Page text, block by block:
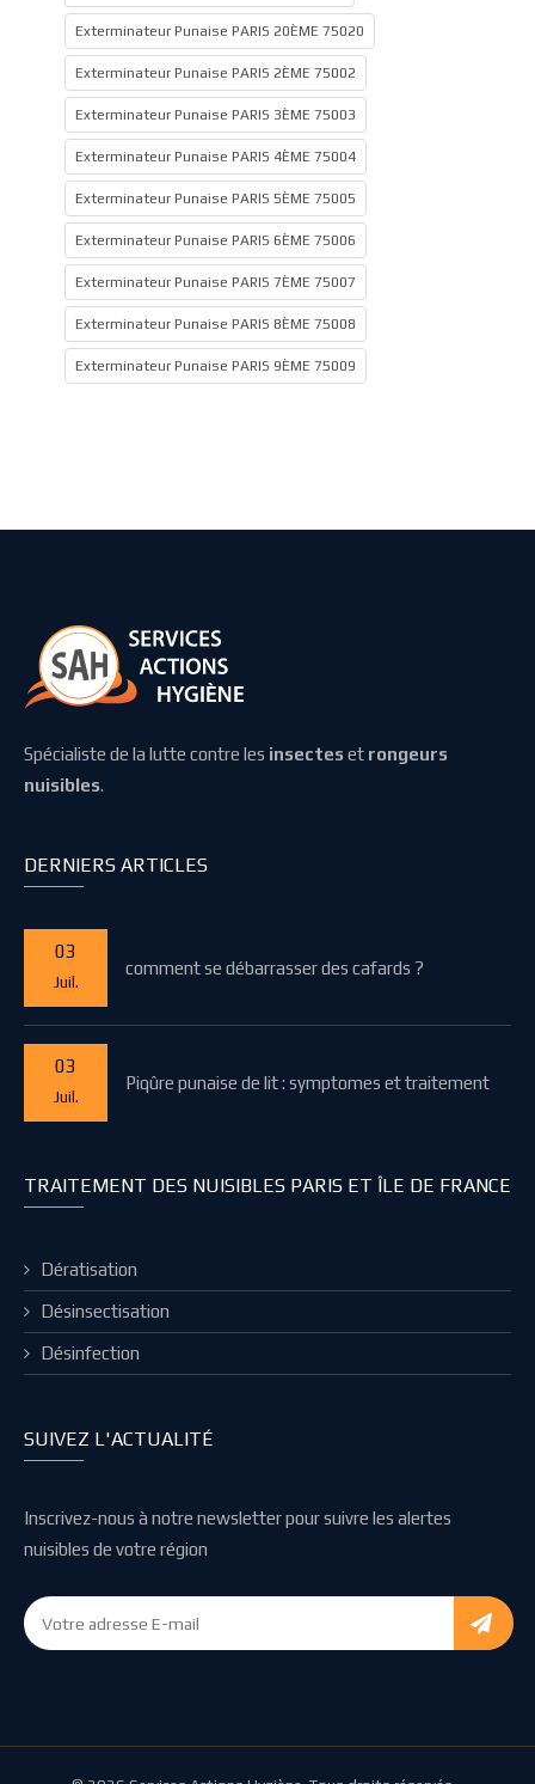
Exterminateur Punaise PARIS 20ÈME 75020
Exterminateur Punaise PARIS 2ÈME 75002
Exterminateur Punaise PARIS 3ÈME 75003
Exterminateur Punaise PARIS 4ÈME 75004
Exterminateur Punaise PARIS 5ÈME 75005
Exterminateur Punaise PARIS 6ÈME 75006
Exterminateur Punaise PARIS 7ÈME 75007
Exterminateur Punaise PARIS 8ÈME 75008
Exterminateur Punaise PARIS 9ÈME 75009
Spécialiste de la lutte contre les insecteset rongeurs
nuisibles.
DERNIERS ARTICLES
03
Juil.
comment se débarrasser des cafards ?
03
Juil.
Piqûre punaise de lit : symptomes et traitement
TRAITEMENT DES NUISIBLES PARIS ET ÎLE DE FRANCE
Dératisation
Désinsectisation
Désinfection
SUIVEZ L'ACTUALITÉ
Inscrivez-nous à notre newsletter pour suivre les alertes
nuisibles de votre région